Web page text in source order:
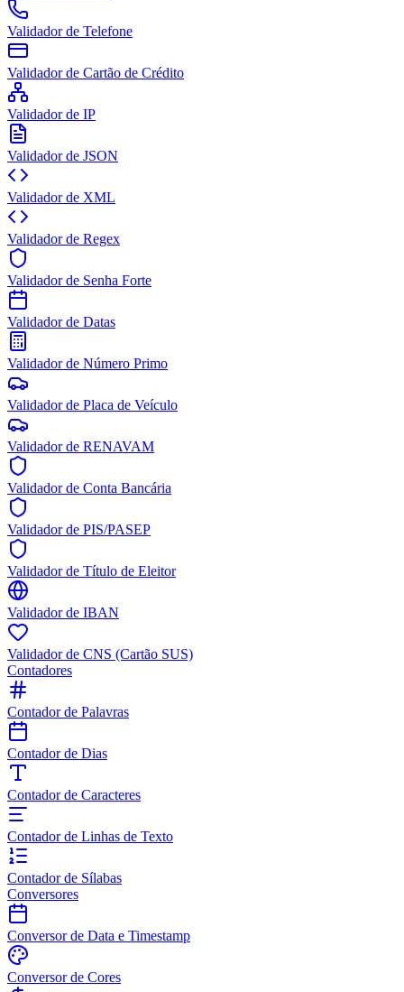
Validador de Telefone
Validador de Cartão de Crédito
Validador de IP
Validador de JSON
Validador de XML
Validador de Regex
Validador de Senha Forte
Validador de Datas
Validador de Número Primo
Validador de Placa de Veículo
Validador de RENAVAM
Validador de Conta Bancária
Validador de PIS/PASEP
Validador de Título de Eleitor
Validador de IBAN
Validador de CNS (Cartão SUS)
Contadores
Contador de Palavras
Contador de Dias
Contador de Caracteres
Contador de Linhas de Texto
Contador de Sílabas
Conversores
Conversor de Data e Timestamp
Conversor de Cores